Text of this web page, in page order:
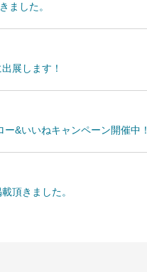
ました。
展します！
&いいねキャンペーン開催中！
頂きました。